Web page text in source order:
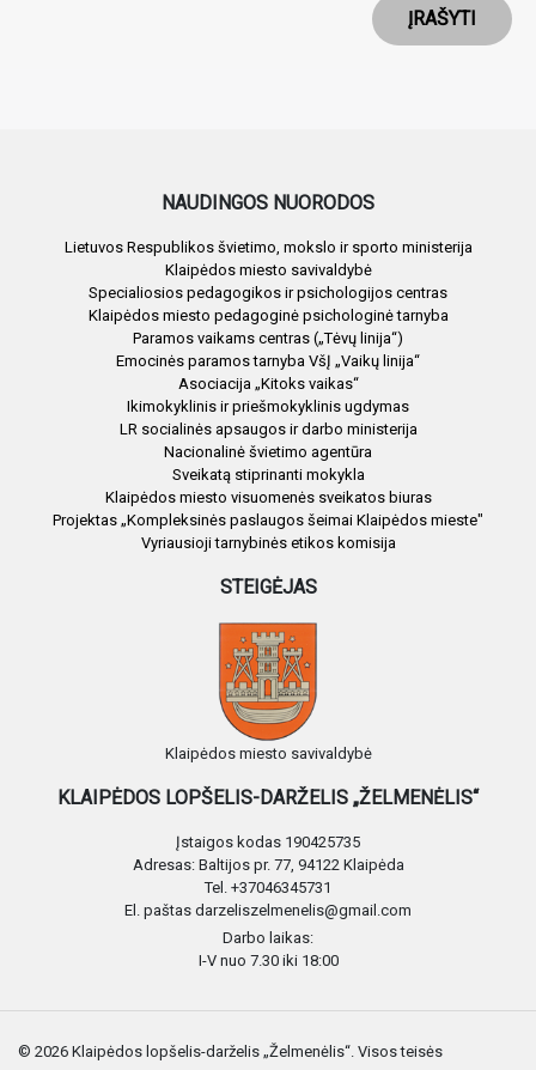
ĮRAŠYTI
NAUDINGOS NUORODOS
Lietuvos Respublikos švietimo, mokslo ir sporto ministerija
Klaipėdos miesto savivaldybė
Specialiosios pedagogikos ir psichologijos centras
Klaipėdos miesto pedagoginė psichologinė tarnyba
Paramos vaikams centras („Tėvų linija“)
Emocinės paramos tarnyba VšĮ „Vaikų linija“
Asociacija „Kitoks vaikas“
Ikimokyklinis ir priešmokyklinis ugdymas
LR socialinės apsaugos ir darbo ministerija
Nacionalinė švietimo agentūra
Sveikatą stiprinanti mokykla
Klaipėdos miesto visuomenės sveikatos biuras
Projektas „Kompleksinės paslaugos šeimai Klaipėdos mieste"
Vyriausioji tarnybinės etikos komisija
STEIGĖJAS
Klaipėdos miesto savivaldybė
KLAIPĖDOS LOPŠELIS-DARŽELIS „ŽELMENĖLIS“
Įstaigos kodas 190425735
Adresas: Baltijos pr. 77, 94122 Klaipėda
Tel. +37046345731
El. paštas darzeliszelmenelis@gmail.com
Darbo laikas:
I-V nuo 7.30 iki 18:00
© 2026 Klaipėdos lopšelis-darželis „Želmenėlis“. Visos teisės